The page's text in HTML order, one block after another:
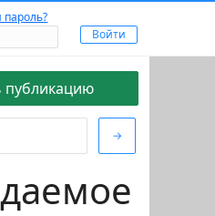
публикацию
→